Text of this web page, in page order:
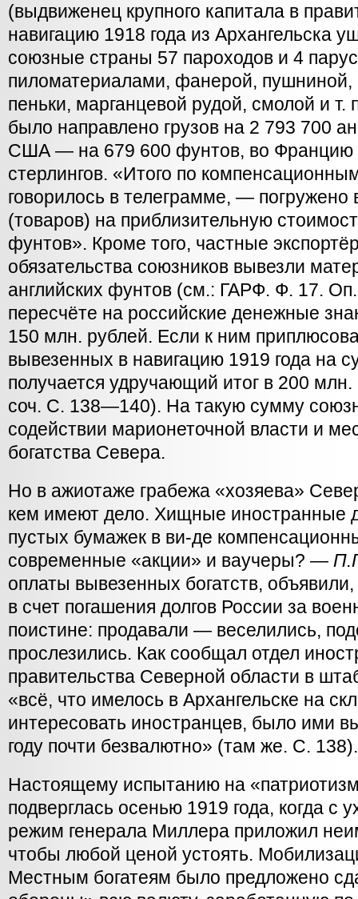
(выдвиженец крупного капитала в
навигацию 1918 года из Архангельска
союзные страны 57 пароходов и 4
пиломатериалами, фанерой, пушниной,
пеньки, марганцевой рудой, смолой и
было направлено грузов на 2 793 700
США — на 679 600 фунтов, во
стерлингов. «Итого по
говорилось в телеграмме, —
(товаров) на приблизительную
фунтов». Кроме того, частные
обязательства союзников вывезли
английских фунтов (см.: ГАРФ. Ф. 17.
пересчёте на российские денежные
150 млн. рублей. Если к ним
вывезенных в навигацию 1919 года на
получается удручающий итог в 200
соч. С. 138—140). На такую сумму
содействии марионеточной власти и
богатства Севера.
Но в ажиотаже грабежа «хозяева»
кем имеют дело. Хищные иностранные
пустых бумажек в ви-де
современные «акции» и ваучеры? —
оплаты вывезенных богатств,
в счет погашения долгов России за
поистине: продавали — веселились,
прослезились. Как сообщал отдел
правительства Северной области в
«всё, что имелось в Архангельске на
интересовать иностранцев, было ими
году почти безвалютно» (там же. С. 138).
Настоящему испытанию на
подверглась осенью 1919 года, когда с
режим генерала Миллера приложил
чтобы любой ценой устоять.
Местным богатеям было предложено